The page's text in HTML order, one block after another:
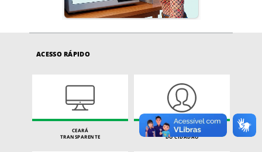
ACESSO RÁPIDO
CEARÁ
TRANSPARENTE
CARTA DE SERVIÇOS
DO CIDADÃO